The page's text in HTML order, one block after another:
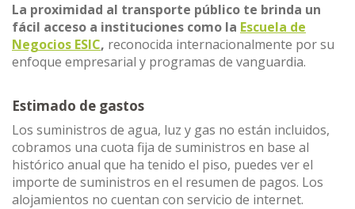
La proximidad al transporte público te brinda un
fácil acceso a instituciones como la Escuela de
Negocios ESIC, reconocida internacionalmente por su
enfoque empresarial y programas de vanguardia.
Estimado de gastos
Los suministros de agua, luz y gas no están incluidos,
cobramos una cuota fija de suministros en base al
histórico anual que ha tenido el piso, puedes ver el
importe de suministros en el resumen de pagos. Los
alojamientos no cuentan con servicio de internet.